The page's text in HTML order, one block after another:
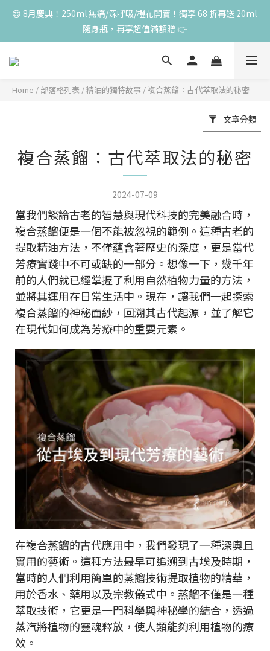
😍 8月慶典！250ml 無痛/深呼吸/橙花開賣！獨享 68 折再送 20ml
隨身瓶，再享超值滿額贈 👉
😍 8月慶典！250ml 無痛/深呼吸/橙花開賣！獨享 68 折再送 20ml
隨身瓶，再享超值滿額贈 👉
😍 50ml 任一瓶結帳享 8 折，任三瓶享 75 折，任五瓶享 7 折！想
隨身瓶，再享超值滿額贈 👉
Home / 部落格列表 /精油的獨特故事 /複合蒸餾：古代萃取法的秘密
文章分類
複合蒸餾：古代萃取法的秘密
2024-07-09
當我們談論古老的智慧與現代科技的完美融合時，
複合蒸餾便是一個不能被忽視的範例。這種古老的
提取精油方法，不僅蘊含著歷史的深度，更是當代
芳療實踐中不可或缺的一部分。想像一下，幾千年
前的人們就已經掌握了利用自然植物力量的方法，
並將其運用在日常生活中。現在，讓我們一起探索
複合蒸餾的神秘面紗，回溯其古代起源，並了解它
在現代如何成為芳療中的重要元素。
在複合蒸餾的古代應用中，我們發現了一種深奧且
實用的藝術。這種方法最早可追溯到古埃及時期，
當時的人們利用簡單的蒸餾技術提取植物的精華，
用於香水、藥用以及宗教儀式中。蒸餾不僅是一種
萃取技術，它更是一門科學與神秘學的結合，透過
蒸汽將植物的靈魂釋放，使人類能夠利用植物的療
效。